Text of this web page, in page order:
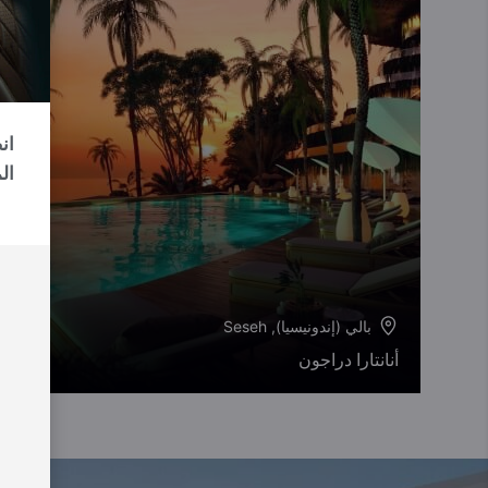
بالي (إندونيسيا), Seseh
أنانتارا دراجون